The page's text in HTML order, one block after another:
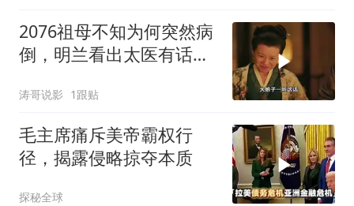
2076祖母不知为何突然病
倒，明兰看出太医有话没
涛哥说影 1跟贴
毛主席痛斥美帝霸权行
径，揭露侵略掠夺本质
探秘全球